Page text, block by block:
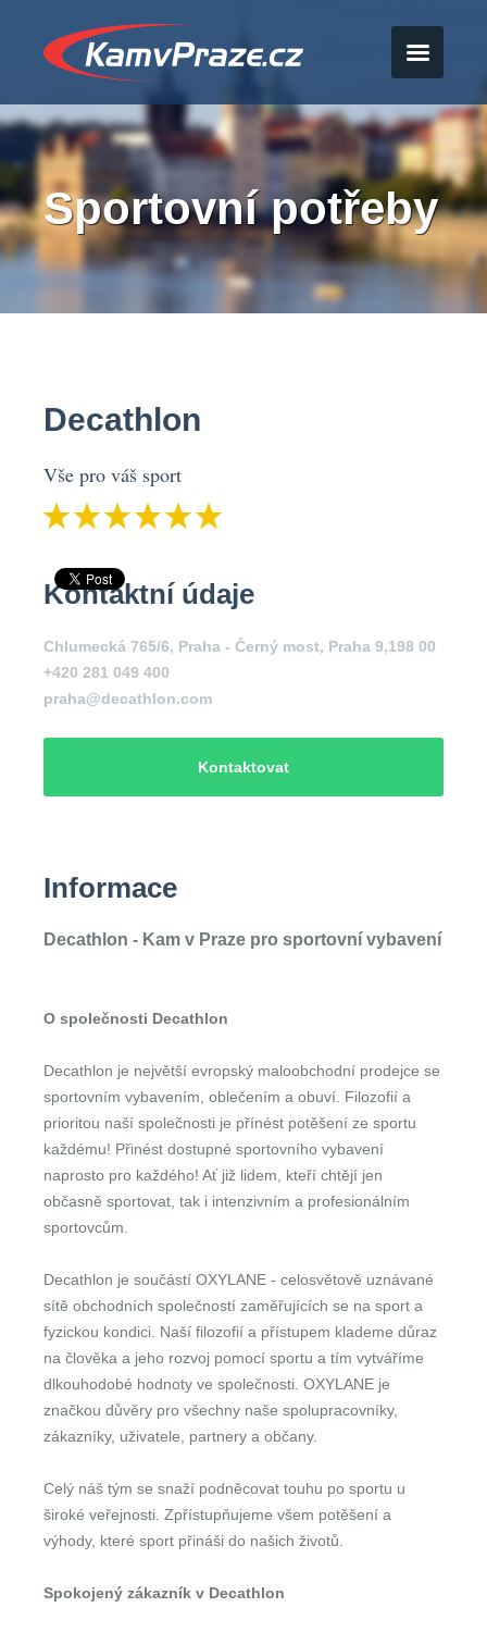
Sportovní potřeby
Decathlon
Vše pro váš sport
Kontaktní údaje
Chlumecká 765/6, Praha - Černý most, Praha 9,198 00
+420 281 049 400
praha@decathlon.com
Kontaktovat
Informace
Decathlon - Kam v Praze pro sportovní vybavení
O společnosti Decathlon
Decathlon je největší evropský maloobchodní prodejce se
sportovním vybavením, oblečením a obuví. Filozofií a
prioritou naší společnosti je přínést potěšení ze sportu
každému! Přinést dostupné sportovního vybavení
naprosto pro každého! Ať již lidem, kteří chtějí jen
občasně sportovat, tak i intenzivním a profesionálním
sportovcům.
Decathlon je součástí OXYLANE - celosvětově uznávané
sítě obchodních společností zaměřujících se na sport a
fyzickou kondici. Naší filozofií a přístupem klademe důraz
na člověka a jeho rozvoj pomocí sportu a tím vytváříme
dlkouhodobé hodnoty ve společnosti. OXYLANE je
značkou důvěry pro všechny naše spolupracovníky,
zákazníky, uživatele, partnery a občany.
Celý náš tým se snaží podněcovat touhu po sportu u
široké veřejnosti. Zpřístupňujeme všem potěšení a
výhody, které sport přináši do našich životů.
Spokojený zákazník v Decathlon